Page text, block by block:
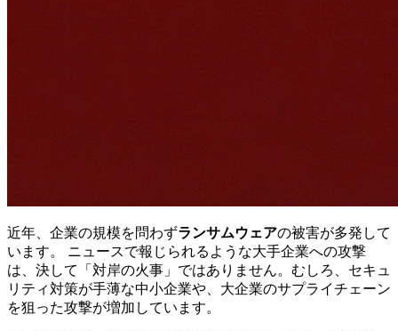
近年、企業の規模を問わずランサムウェアの被害が多発して
います。 ニュースで報じられるような大手企業への攻撃
は、決して「対岸の火事」ではありません。むしろ、セキュ
リティ対策が手薄な中小企業や、大企業のサプライチェーン
を狙った攻撃が増加しています。